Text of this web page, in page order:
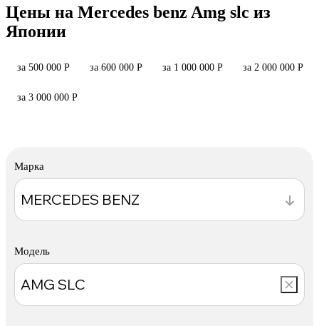
Цены на Mercedes benz Amg slc из
Японии
за 500 000 Р за 600 000 Р за 1 000 000 Р за 2 000 000 Р
за 3 000 000 Р
Марка
Модель